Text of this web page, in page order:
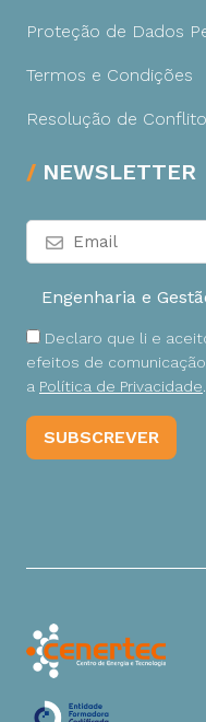
Proteção de Dados
Termos e Condições
Resolução de
NEWSLETTER
Declaro que li e
efeitos de
a Política de Privacidade